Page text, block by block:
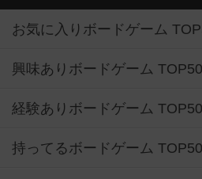
お気に入りボードゲーム
興味ありボードゲーム TOP50
経験ありボードゲーム TOP50
持ってるボードゲーム TOP50